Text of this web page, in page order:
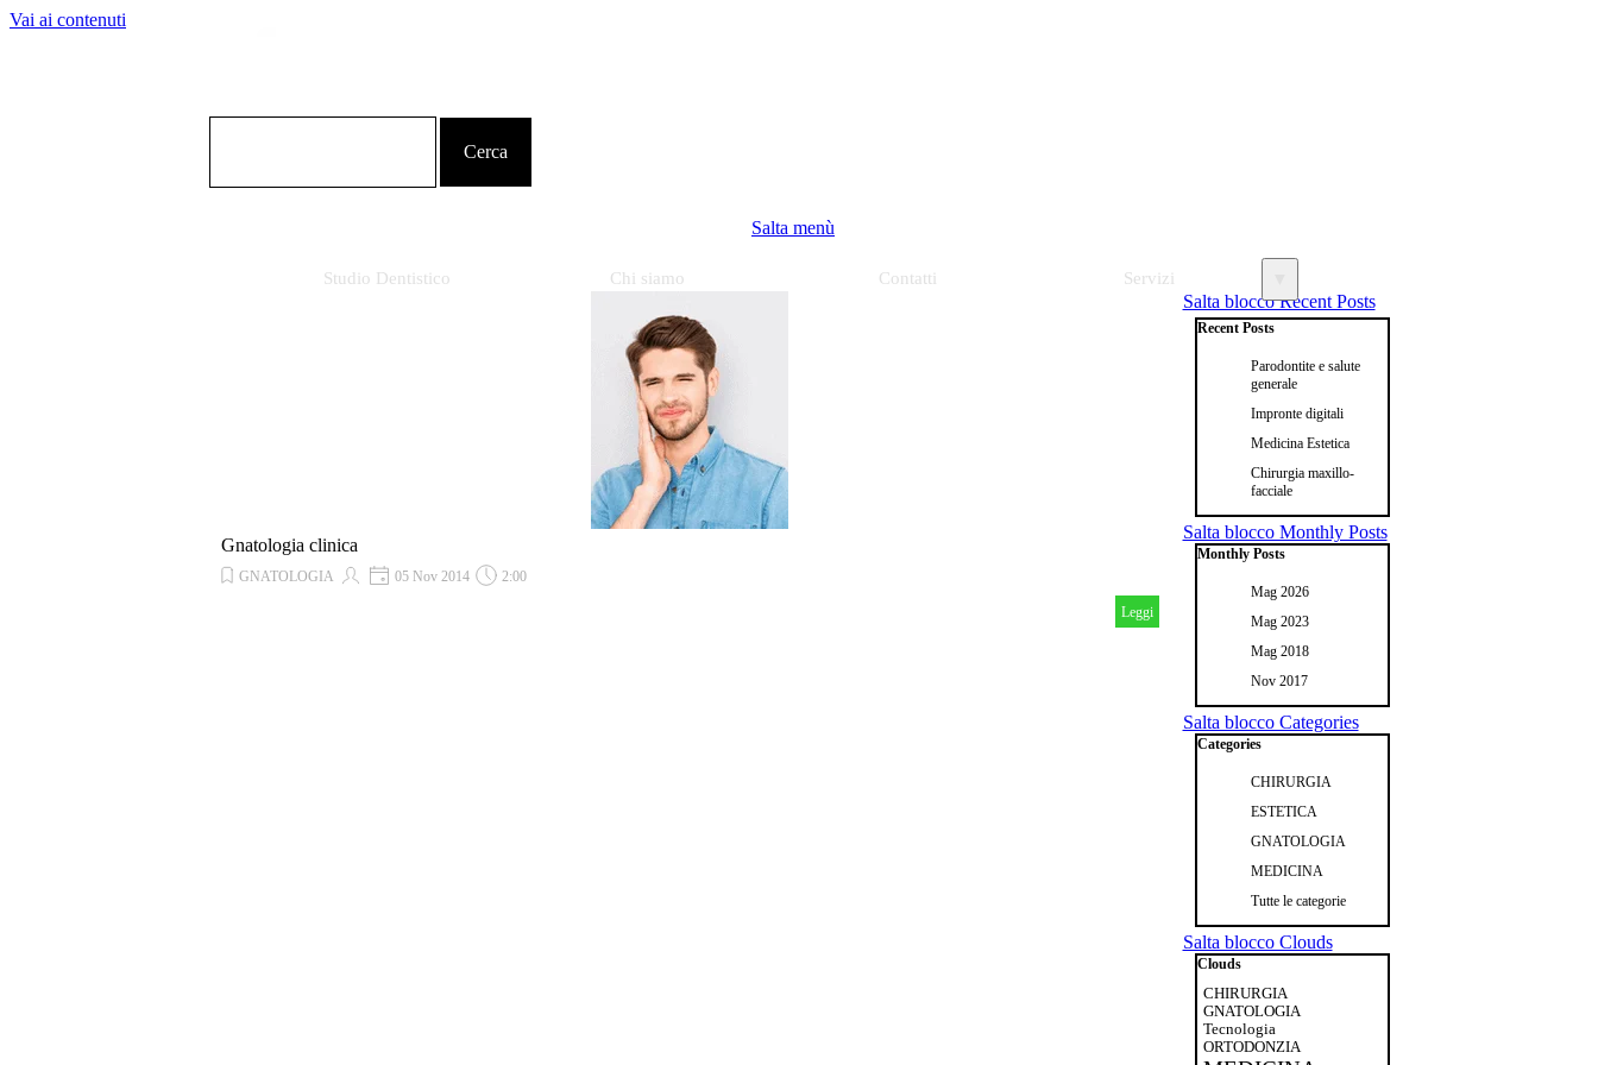
Vai ai contenuti
Cerca
Salta menù
Studio Dentistico Chi siamo Contatti Servizi
Gnatologia clinica
GNATOLOGIA 05 Nov 2014 2:00
Leggi
Salta blocco Recent Posts
Recent Posts
Parodontite e salute
generale
Impronte digitali
Medicina Estetica
Chirurgia maxillo-
facciale
Salta blocco Monthly Posts
Monthly Posts
Mag 2026
Mag 2023
Mag 2018
Nov 2017
Salta blocco Categories
Categories
CHIRURGIA
ESTETICA
GNATOLOGIA
MEDICINA
Tutte le categorie
Salta blocco Clouds
Clouds
CHIRURGIA
GNATOLOGIA
Tecnologia
ORTODONZIA